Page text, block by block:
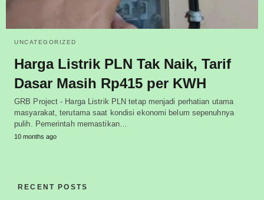
UNCATEGORIZED
Harga Listrik PLN Tak Naik, Tarif
Dasar Masih Rp415 per KWH
GRB Project - Harga Listrik PLN tetap menjadi perhatian utama
masyarakat, terutama saat kondisi ekonomi belum sepenuhnya
pulih. Pemerintah memastikan…
10 months ago
RECENT POSTS